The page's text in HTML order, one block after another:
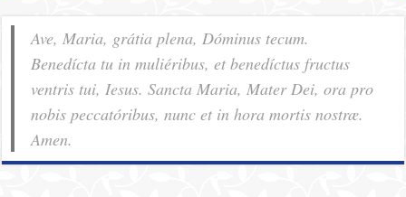
Ave, Maria, grátia plena, Dóminus tecum.
Benedícta tu in muliéribus, et benedíctus fructus
ventris tui, Iesus. Sancta Maria, Mater Dei, ora pro
nobis pec­ca­tóribus, nunc et in hora mortis nostræ.
Amen.